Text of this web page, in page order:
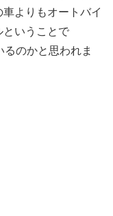
よりもオートバイ
ということで
るのかと思われま